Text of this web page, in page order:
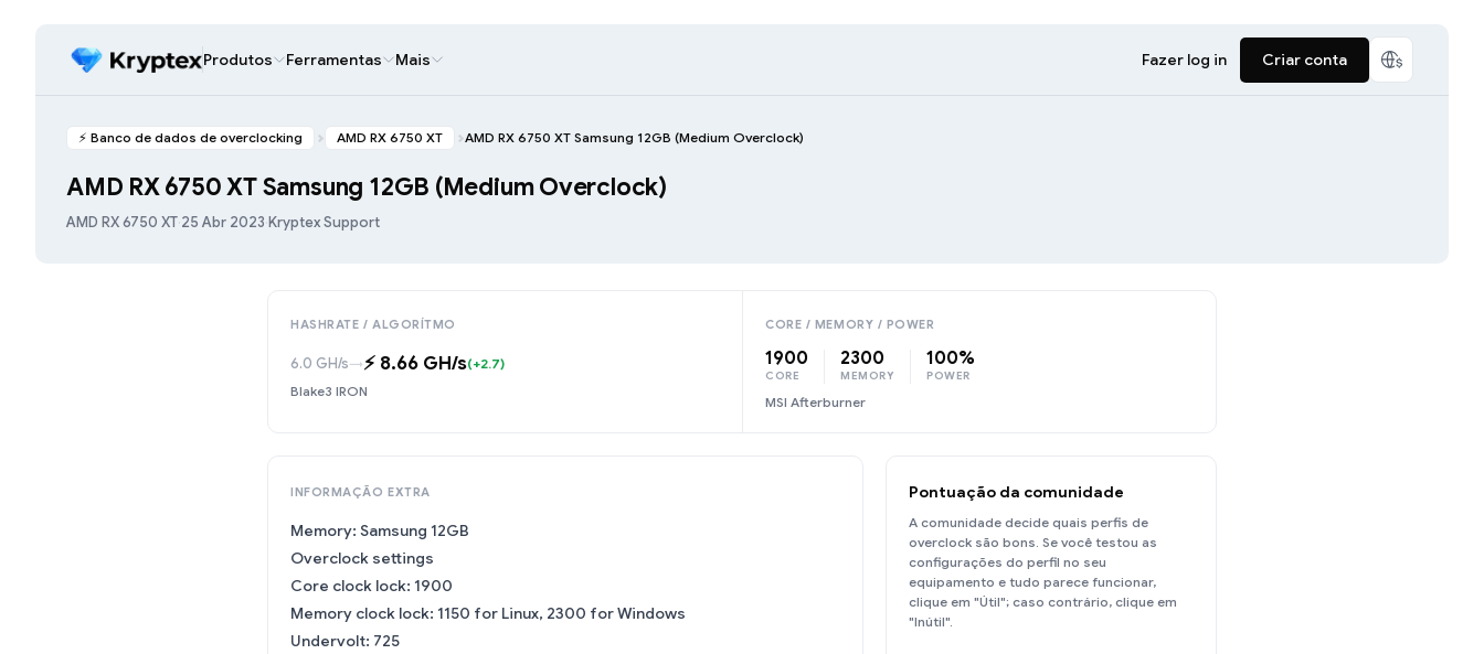
Produtos Ferramentas Mais Fazer log in Criar conta
⚡️ Banco de dados de overclocking AMD RX 6750 XT AMD RX 6750 XT Samsung 12GB (Medium Overclock)
AMD RX 6750 XT Samsung 12GB (Medium Overclock)
AMD RX 6750 XT·25 Abr 2023·Kryptex Support
HASHRATE / ALGORÍTMO
6.0 GH/s→⚡️ 8.66 GH/s(+2.7)
Blake3 IRON
CORE / MEMORY / POWER
1900
CORE
2300
MEMORY
100%
POWER
MSI Afterburner
INFORMAÇÃO EXTRA
Memory: Samsung 12GB
Overclock settings
Core clock lock: 1900
Memory clock lock: 1150 for Linux, 2300 for Windows
Undervolt: 725
Pontuação da comunidade
A comunidade decide quais perfis de
overclock são bons. Se você testou as
configurações do perfil no seu
equipamento e tudo parece funcionar,
clique em "Útil"; caso contrário, clique em
"Inútil".